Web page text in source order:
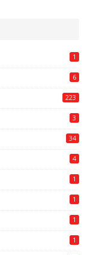
1
6
223
3
34
4
1
1
1
1